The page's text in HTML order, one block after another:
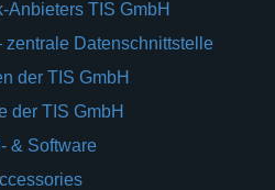
Anbieters TIS GmbH
zentrale Datenschnittstelle
der TIS GmbH
der TIS GmbH
& Software